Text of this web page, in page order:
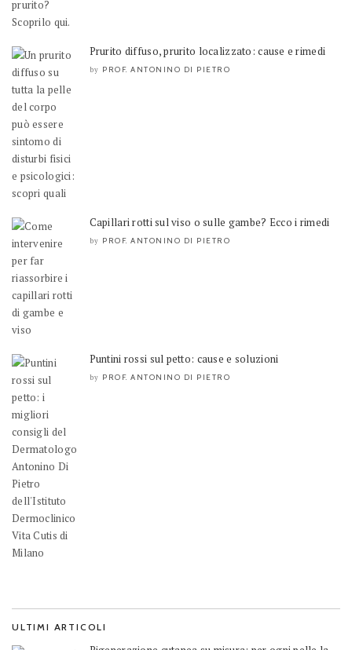
Prurito diffuso, prurito localizzato: cause e rimedi
by PROF. ANTONINO DI PIETRO
Capillari rotti sul viso o sulle gambe? Ecco i rimedi
by PROF. ANTONINO DI PIETRO
Puntini rossi sul petto: cause e soluzioni
by PROF. ANTONINO DI PIETRO
ULTIMI ARTICOLI